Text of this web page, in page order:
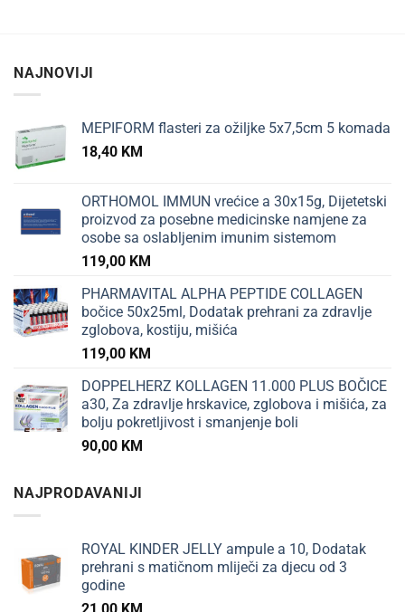
NAJNOVIJI
MEPIFORM flasteri za ožiljke 5x7,5cm 5 komada
18,40 KM
ORTHOMOL IMMUN vrećice a 30x15g, Dijetetski
proizvod za posebne medicinske namjene za
osobe sa oslabljenim imunim sistemom
119,00 KM
PHARMAVITAL ALPHA PEPTIDE COLLAGEN
bočice 50x25ml, Dodatak prehrani za zdravlje
zglobova, kostiju, mišića
119,00 KM
DOPPELHERZ KOLLAGEN 11.000 PLUS BOČICE
a30, Za zdravlje hrskavice, zglobova i mišića, za
bolju pokretljivost i smanjenje boli
90,00 KM
NAJPRODAVANIJI
ROYAL KINDER JELLY ampule a 10, Dodatak
prehrani s matičnom mliječi za djecu od 3
godine
21,00 KM